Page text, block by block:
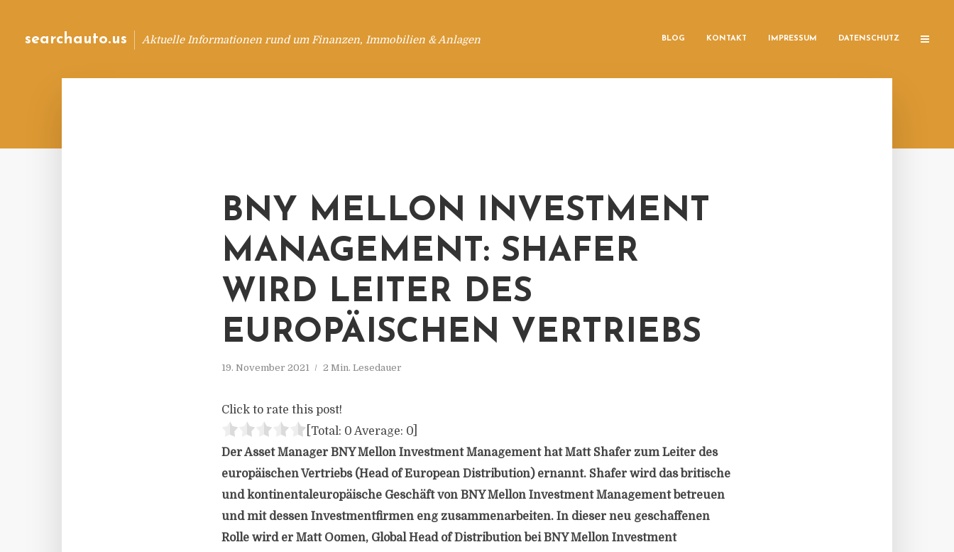
searchauto.us Aktuelle Informationen rund um Finanzen, Immobilien & Anlagen BLOG KONTAKT IMPRESSUM DATENSCHUTZ
BNY MELLON INVESTMENT
MANAGEMENT: SHAFER
WIRD LEITER DES
EUROPÄISCHEN VERTRIEBS
19. November 2021 2 Min. Lesedauer
Click to rate this post!
[Total: 0 Average: 0
Der Asset Manager BNY Mellon Investment Management hat Matt Shafer zum Leiter des
europäischen Vertriebs (Head of European Distribution) ernannt. Shafer wird das britische
und kontinentaleuropäische Geschäft von BNY Mellon Investment Management betreuen
und mit dessen Investmentfirmen eng zusammenarbeiten. In dieser neu geschaffenen
Rolle wird er Matt Oomen, Global Head of Distribution bei BNY Mellon Investment